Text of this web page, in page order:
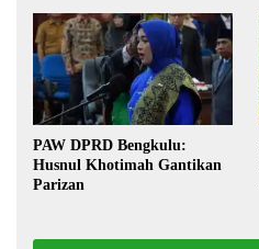
Pilkada oleh DPRD
PAW DPRD Bengkulu:
Husnul Khotimah Gantikan
Parizan